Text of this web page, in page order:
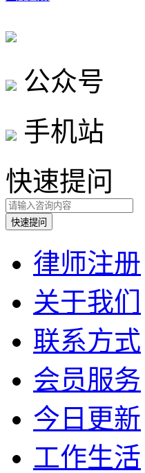
公众号
手机站
快速提问
律师注册
关于我们
联系方式
会员服务
今日更新
工作生活